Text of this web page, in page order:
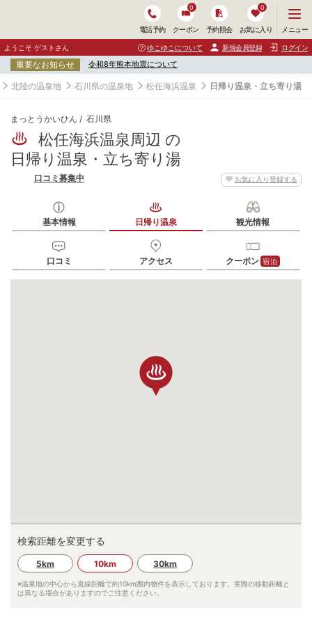
電話予約 クーポン
0
予約照会 お気に入り
0
ニ
ュ
ー
開
く
メニュー
ようこそ ゲストさん ゆこゆこについて 新規会員登録 ログイン
重要なお知らせ 令和8年熊本地震について
北陸の温泉地 石川県の温泉地 松任海浜温泉 日帰り温泉・立ち寄り湯
まっとうかいひん 石川県
松任海浜温泉周辺 の
日帰り温泉・立ち寄り湯
お気に入り登録する
口コミ募集中
基本情報 日帰り温泉 観光情報
口コミ アクセス クーポン 宿泊
検索距離を変更する
5km 10km 30km
※温泉地の中心から直線距離で約10km圏内物件を表示しております。実際の移動距離と
は異なる場合がありますのでご注意ください。